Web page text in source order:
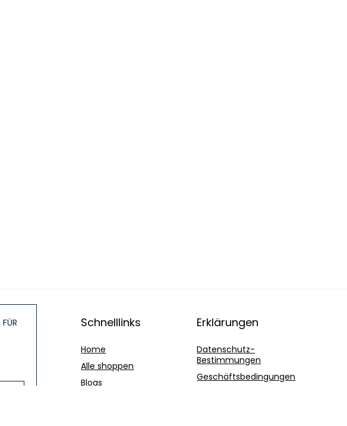
Schnelllinks
Home
Alle shoppen
Blogs
Erklärungen
Datenschutz-
Bestimmungen
Geschäftsbedingungen